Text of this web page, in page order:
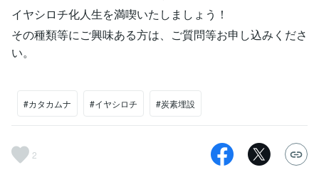
イヤシロチ化人生を満喫いたしましょう！
その種類等にご興味ある方は、ご質問等お申し込みくださ
い。
#カタカムナ #イヤシロチ #炭素埋設
2